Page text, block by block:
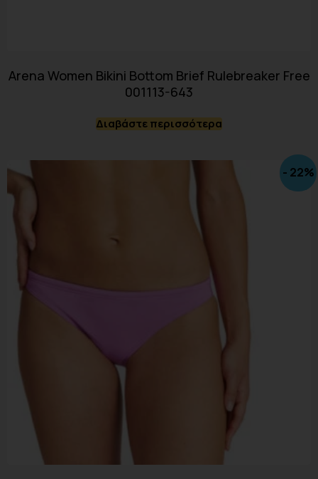
Arena Women Bikini Bottom Brief Rulebreaker Free
001113-643
Διαβάστε περισσότερα
- 22%